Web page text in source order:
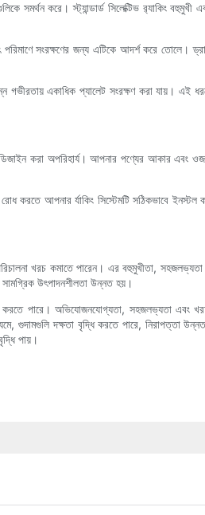
সমর্থন করে। স্ট্যান্ডার্ড সিলেক্টিভ র‍্যাকিং
সংরক্ষণের জন্য এটিকে আদর্শ করে তোলে।
একাধিক প্যালেট সংরক্ষণ করা যায়। এই
ডিজাইন করা অপরিহার্য। আপনার পণ্যের আকার
আপনার র্যাকিং সিস্টেমটি সঠিকভাবে ইনস্টল
খরচ কমাতে পারেন। এর বহুমুখীতা,
সামগ্রিক উৎপাদনশীলতা উন্নত হয়।
পারে। অভিযোজনযোগ্যতা, সহজলভ্যতা এবং
গুদামগুলি দক্ষতা বৃদ্ধি করতে পারে,
পায়।